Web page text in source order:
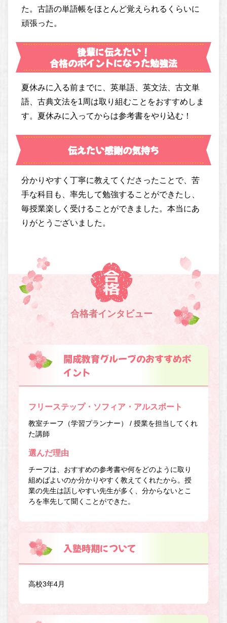
た。古語の単語帳をほとんど覚えられるくらいに
頑張った。
後輩に伝えたい！
合格のポイントになった勉強法
夏休みに入る前までに、英単語、英文法、古文単
語、古典文法を1周は取り組むことをおすすめしま
す。夏休みに入ってからは参考書をやり込む！
伝えたい感謝の気持ち
分かりやすく丁寧に教えてくださったことで、苦
手な科目も、率先して勉強することができたし、
毎授業楽しく受けることができました。本当にあ
りがとうございました。
合格者インタビュー
開成教育グループのおすすめポ
イント
フリーステップ・ソフィア・アルスポート
教室チーフ（学習プランナー） / 授業を担当してくれ
た講師
選んだ理由
チーフは、おすすめの参考書や何をどのように取り
組めばよいのか分かりやすく教えてくれたから。授
業の先生は話しやすい先生が多く、分からないとこ
ろを率先して聞くことができた。
入塾時期について
高校3年4月